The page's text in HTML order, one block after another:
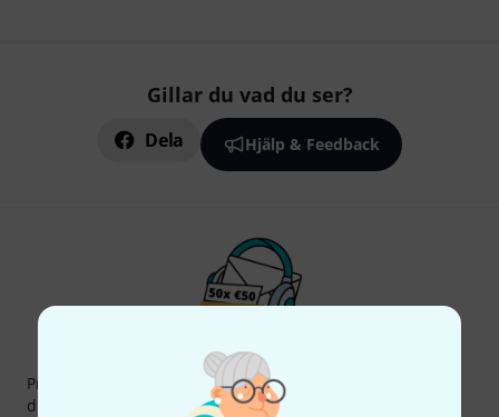
Gillar du vad du ser?
Dela Hjälp & Feedback
Thomann nyhetsbrev
Prenumererar på Thomanns Nyhetsbrev på engelska och
du kan med lite tur vinna en50 kupong